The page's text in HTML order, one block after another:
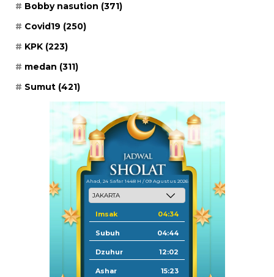
Bobby nasution (371)
Covid19 (250)
KPK (223)
medan (311)
Sumut (421)
Ahad, 24 Safar 1448 H / 09 Agustus 2026
Imsak 04:34
Subuh 04:44
Dzuhur 12:02
Ashar 15:23